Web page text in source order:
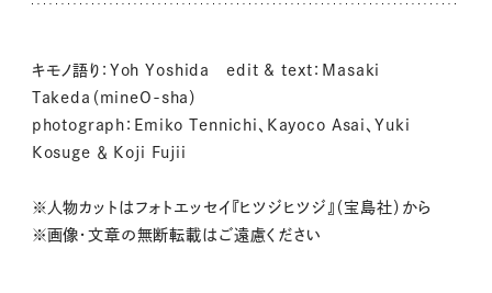
キモノ語り：Yoh Yoshida edit & text：Masaki
Takeda（mineO-sha）
photograph：Emiko Tennichi、Kayoco Asai、Yuki
Kosuge ＆ Koji Fujii
※人物カットはフォトエッセイ『ヒツジヒツジ』（宝島社）から
※画像・文章の無断転載はご遠慮ください